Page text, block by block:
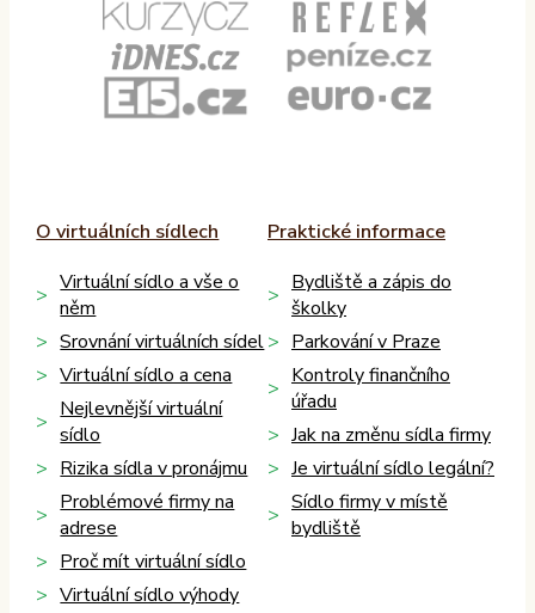
O virtuálních sídlech
Virtuální sídlo a vše o
něm
Srovnání virtuálních sídel
Virtuální sídlo a cena
Nejlevnější virtuální
sídlo
Rizika sídla v pronájmu
Problémové firmy na
adrese
Proč mít virtuální sídlo
Virtuální sídlo výhody
Praktické informace
Bydliště a zápis do
školky
Parkování v Praze
Kontroly finančního
úřadu
Jak na změnu sídla firmy
Je virtuální sídlo legální?
Sídlo firmy v místě
bydliště